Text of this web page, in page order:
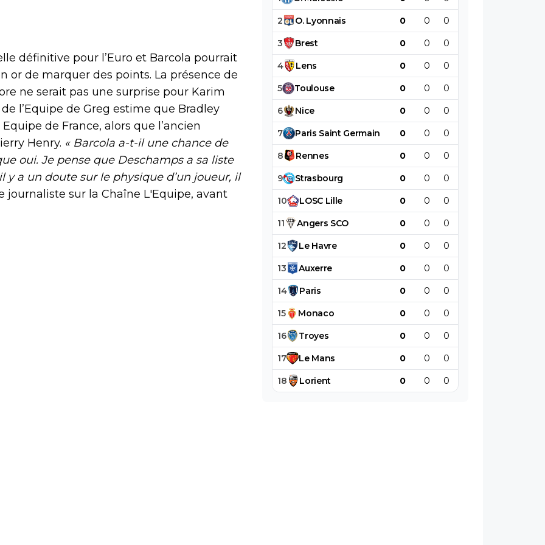
définitive pour l’Euro et Barcola pourrait
or de marquer des points. La présence de
ne serait pas une surprise pour Karim
l’Equipe de Greg estime que Bradley
de France, alors que l’ancien
Henry. « Barcola a-t-il une chance de
oui. Je pense que Deschamps a sa liste
y a un doute sur le physique d’un joueur, il
journaliste sur la Chaîne L'Equipe, avant
2 O. Lyonnais 0 0 0
3 Brest 0 0 0
4 Lens 0 0 0
5 Toulouse 0 0 0
6 Nice 0 0 0
7 Paris Saint Germain 0 0 0
8 Rennes 0 0 0
9 Strasbourg 0 0 0
10 LOSC Lille 0 0 0
11 Angers SCO 0 0 0
12 Le Havre 0 0 0
13 Auxerre 0 0 0
14 Paris 0 0 0
15 Monaco 0 0 0
16 Troyes 0 0 0
17 Le Mans 0 0 0
18 Lorient 0 0 0